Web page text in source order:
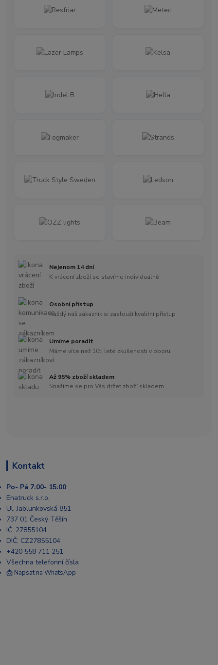
Nejenom 14 dní
K vrácení zboží se stavíme individuálně
Osobní přístup
Každý náš zákazník si zaslouží kvalitní přístup
Umíme poradit
Máme více než 10ti leté zkušenosti v oboru
Až 95% zboží skladem
Snažíme se pro Vás držet zboží skladem
Kontakt
Po- Pá 7:00- 15:00
Enatruck s.r.o.
Ul. Jablunkovská 851
737 01 Český Těšín
IČ: 27855104
DIČ: CZ27855104
+420 558 711 251
Všechna telefonní čísla
📩 Napsat na WhatsApp